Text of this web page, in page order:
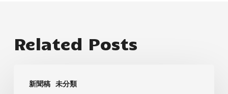
Related Posts
新聞稿 未分類